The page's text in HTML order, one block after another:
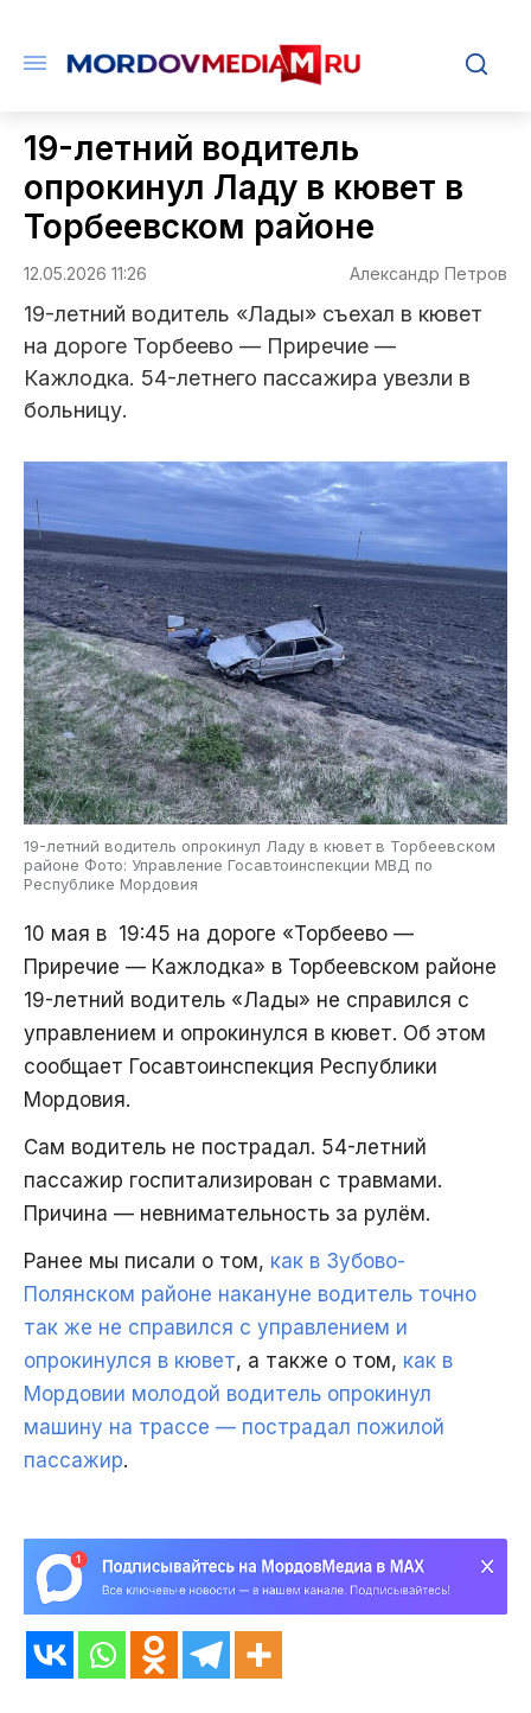
19-летний водитель
опрокинул Ладу в кювет в
Торбеевском районе
12.05.2026 11:26 Александр Петров
19-летний водитель «Лады» съехал в кювет
на дороге Торбеево — Приречие —
Кажлодка. 54-летнего пассажира увезли в
больницу.
19-летний водитель опрокинул Ладу в кювет в Торбеевском
районе Фото: Управление Госавтоинспекции МВД по
Республике Мордовия
10 мая в 19:45 на дороге «Торбеево —
Приречие — Кажлодка» в Торбеевском районе
19-летний водитель «Лады» не справился с
управлением и опрокинулся в кювет. Об этом
сообщает Госавтоинспекция Республики
Мордовия.
Сам водитель не пострадал. 54-летний
пассажир госпитализирован с травмами.
Причина — невнимательность за рулём.
Ранее мы писали о том, как в Зубово-
Полянском районе накануне водитель точно
так же не справился с управлением и
опрокинулся в кювет, а также о том, как в
Мордовии молодой водитель опрокинул
машину на трассе — пострадал пожилой
пассажир.